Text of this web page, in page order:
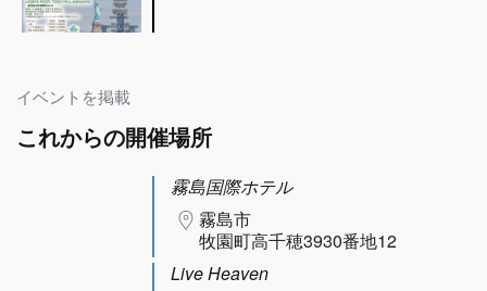
イベントを掲載
これからの開催場所
霧島国際ホテル
霧島市
牧園町高千穂3930番地12
Live Heaven